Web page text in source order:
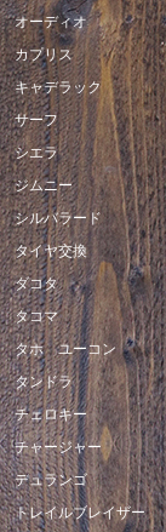
オーディオ
カプリス
キャデラック
サーフ
シエラ
ジムニー
シルバラード
タイヤ交換
ダコタ
タコマ
タホ ユーコン
タンドラ
チェロキー
チャージャー
デュランゴ
トレイルブレイザー